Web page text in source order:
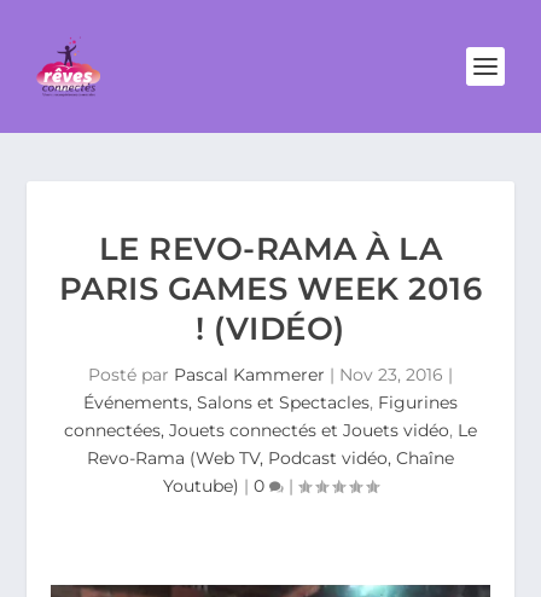
LE REVO-RAMA À LA
PARIS GAMES WEEK 2016
! (VIDÉO)
Posté par Pascal Kammerer | Nov 23, 2016 |
Événements, Salons et Spectacles, Figurines
connectées, Jouets connectés et Jouets vidéo, Le
Revo-Rama (Web TV, Podcast vidéo, Chaîne
Youtube) | 0 |